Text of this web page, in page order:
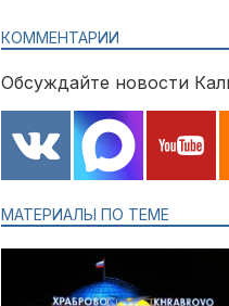
КОММЕНТАРИИ
Обсуждайте новости
МАТЕРИАЛЫ ПО ТЕМЕ